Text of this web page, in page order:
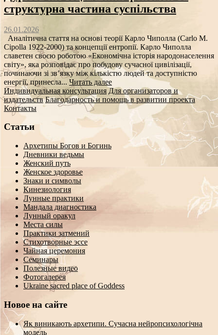
структурна частина суспільства
26.01.2026
Аналітична стаття на основі теорії Карло Чиполла (Carlo M.
Cipolla 1922-2000) та концепції ентропії. Карло Чиполла
славетен своєю роботою «Економічна історія народонаселення
світу», яка розповідає про побудову сучасної цивілізації,
починаючи зі зв’язку між кількістю людей та доступністю
енергії, принесла... Читать далее
Индивидуальная консультация Для организаторов и
издательств Благодарность и помощь в развитии проекта
Контакты
Статьи
Архетипы Богов и Богинь
Дневники ведьмы
Женский путь
Женское здоровье
Знаки и символы
Кинезиология
Лунные практики
Мандала диагностика
Лунный оракул
Места силы
Практики затмений
Стихотворные эссе
Чайная церемония
Семинары
Полезные видео
Фотогалерея
Ukraine sacred place of Goddess
Новое на сайте
Як виникають архетипи. Сучасна нейропсихологічна
модель